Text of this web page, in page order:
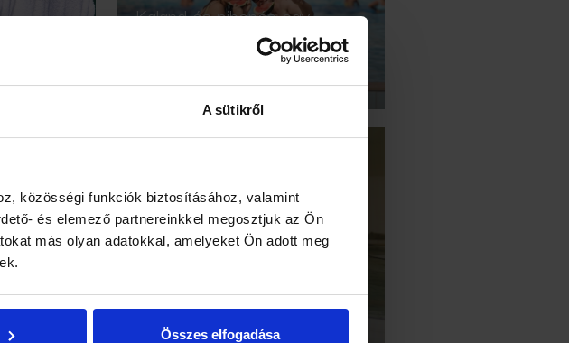
A sütikről
közösségi funkciók biztosításához, valamint
és elemező partnereinkkel megosztjuk az Ön
más olyan adatokkal, amelyeket Ön adott meg
Összes elfogadása
Kaland és pihenés egy
helyen! A wellness mellé most
a kaland kerül fókuszba, hogy
izgalmasan teljen a nyár!
Őszi Vitalitás
Ősszel is kapcsoljon ki nálunk!
teljeskörű feltöltődéshez
szükséges.